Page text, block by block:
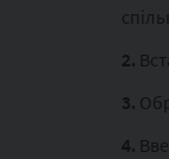
2.
3.
4.